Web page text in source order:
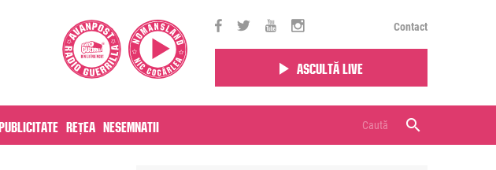
Contact
Ascultă live
Publicitate Rețea Nesemnatii